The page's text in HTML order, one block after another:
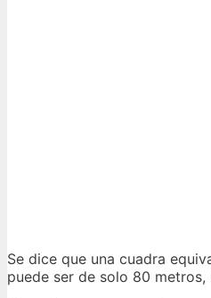
Se dice que una cuadra
puede ser de solo 80 metros,